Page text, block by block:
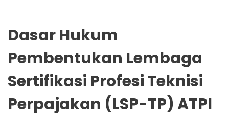
Dasar Hukum
Pembentukan Lembaga
Sertifikasi Profesi Teknisi
Perpajakan (LSP-TP) ATPI